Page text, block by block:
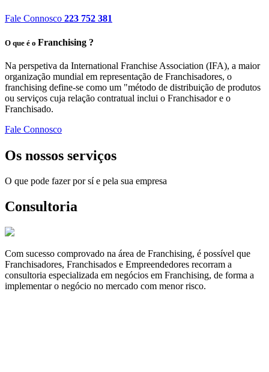
Fale Connosco 223 752 381
O que é o Franchising ?
Na perspetiva da International Franchise Association (IFA), a maior
organização mundial em representação de Franchisadores, o
franchising define-se como um "método de distribuição de produtos
ou serviços cuja relação contratual inclui o Franchisador e o
Franchisado.
Fale Connosco
Os nossos serviços
O que pode fazer por sí e pela sua empresa
Consultoria
Com sucesso comprovado na área de Franchising, é possível que
Franchisadores, Franchisados e Empreendedores recorram a
consultoria especializada em negócios em Franchising, de forma a
implementar o negócio no mercado com menor risco.